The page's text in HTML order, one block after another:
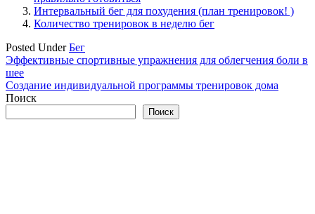
Интервальный бег для похудения (план тренировок! )
Количество тренировок в неделю бег
Posted UnderБег
Навигация
по
записям
Эффективные спортивные упражнения для облегчения боли в
шее
Создание индивидуальной программы тренировок дома
Поиск
Поиск